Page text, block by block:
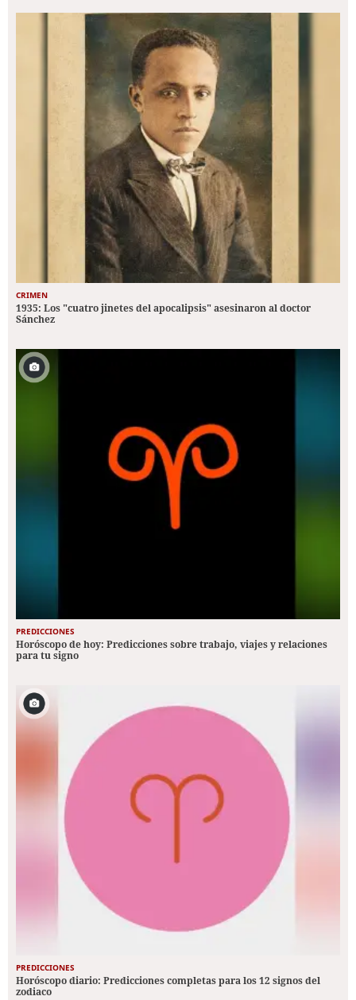
CRIMEN
1935: Los "cuatro jinetes del apocalipsis" asesinaron al doctor
Sánchez
PREDICCIONES
Horóscopo de hoy: Predicciones sobre trabajo, viajes y relaciones
para tu signo
PREDICCIONES
Horóscopo diario: Predicciones completas para los 12 signos del
zodiaco